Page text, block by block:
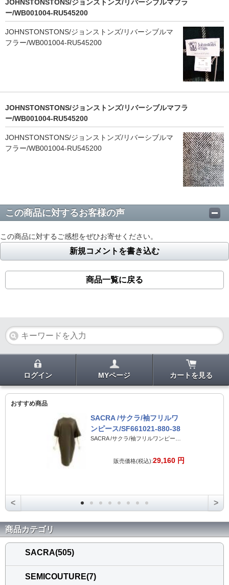
JOHNSTONSTONS/ジョンストンズ/リバーシブルマフラ
ー/WB001004-RU545200
JOHNSTONSTONS/ジョンストンズ/リバーシブルマ
フラー/WB001004-RU545200
JOHNSTONSTONS/ジョンストンズ/リバーシブルマフラ
ー/WB001004-RU545200
JOHNSTONSTONS/ジョンストンズ/リバーシブルマ
フラー/WB001004-RU545200
この商品に対するお客様の声
この商品に対するご感想をぜひお寄せください。
新規コメントを書き込む
商品一覧に戻る
ログイン MYページ カートを見る
おすすめ商品
SACRA /サクラ/袖フリルワ
ンピース/SF661021-880-38
販売価格(税込):29,160 円
< >
商品カテゴリ
SACRA(505)
SEMICOUTURE(7)